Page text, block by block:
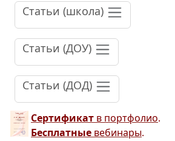
Статьи (школа)
Статьи (ДОУ)
Статьи (ДОД)
Сертификат в портфолио.
Бесплатные вебинары.